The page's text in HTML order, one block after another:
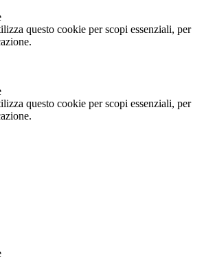
questo cookie per scopi essenziali, per
questo cookie per scopi essenziali, per